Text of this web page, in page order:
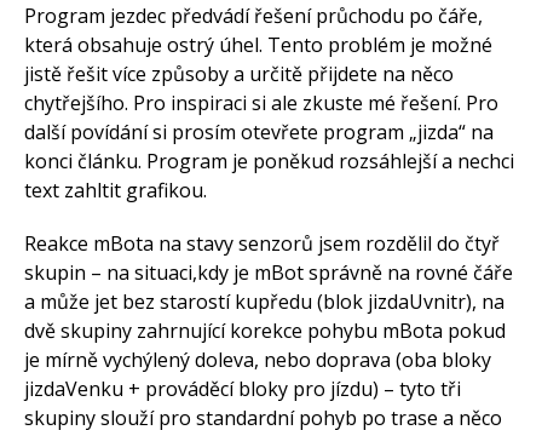
Program jezdec předvádí řešení průchodu po čáře,
která obsahuje ostrý úhel. Tento problém je možné
jistě řešit více způsoby a určitě přijdete na něco
chytřejšího. Pro inspiraci si ale zkuste mé řešení. Pro
další povídání si prosím otevřete program „jizda“ na
konci článku. Program je poněkud rozsáhlejší a nechci
text zahltit grafikou.
Reakce mBota na stavy senzorů jsem rozdělil do čtyř
skupin – na situaci,kdy je mBot správně na rovné čáře
a může jet bez starostí kupředu (blok jizdaUvnitr), na
dvě skupiny zahrnující korekce pohybu mBota pokud
je mírně vychýlený doleva, nebo doprava (oba bloky
jizdaVenku + prováděcí bloky pro jízdu) – tyto tři
skupiny slouží pro standardní pohyb po trase a něco